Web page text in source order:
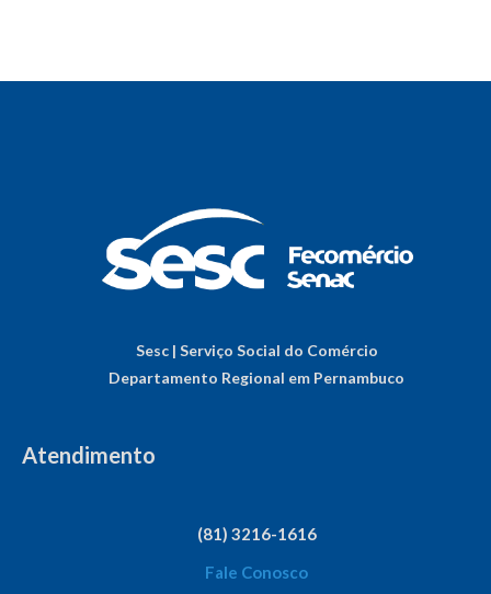
Sesc | Serviço Social do Comércio
Departamento Regional em Pernambuco
Atendimento
(81) 3216-1616
Fale Conosco